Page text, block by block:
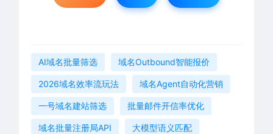
AI域名批量筛选 域名Outbound智能报价
2026域名效率流玩法 域名Agent自动化营销
一号域名建站筛选 批量邮件开信率优化
域名批量注册局API 大模型语义匹配